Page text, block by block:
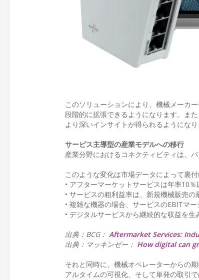
このソリューションにより、機械メーカ
段階的に拡張できるようになります。ま
より深いインサイトが得られるようになり
サービス主導型の産業モデルへの移行
産業分野におけるコネクティビティは、
このような変化は市場データによって裏付
• アフターマーケットサービスは年率10
• サービスの粗利益率は、新規機械販売
• 複雑な機器の場合、サービスのEBITマ
• デジタルサービスから継続的な収益を
出典：BCG： Aftermarket Services:
出典：マッキンゼー： How digital can
それと同時に、機械オペレーターからの
アルタイムの可視化、そして単発の取引